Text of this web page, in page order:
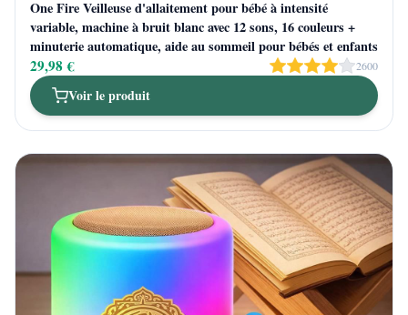
One Fire Veilleuse d'allaitement pour bébé à intensité
variable, machine à bruit blanc avec 12 sons, 16 couleurs +
minuterie automatique, aide au sommeil pour bébés et enfants
29,98 € 2600
Voir le produit